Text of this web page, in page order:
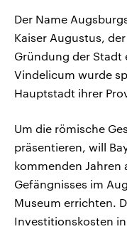
Der Name
Kaiser Augustus,
Gründung der Stadt
Vindelicum wurde
Hauptstadt ihrer
Um die römische
präsentieren, will
kommenden Jahren
Gefängnisses im
Museum errichten.
Investitionskosten